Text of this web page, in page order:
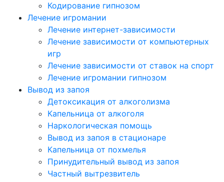
Кодирование гипнозом
Лечение игромании
Лечение интернет-зависимости
Лечение зависимости от компьютерных
игр
Лечение зависимости от ставок на спорт
Лечение игромании гипнозом
Вывод из запоя
Детоксикация от алкоголизма
Капельница от алкоголя
Наркологическая помощь
Вывод из запоя в стационаре
Капельница от похмелья
Принудительный вывод из запоя
Частный вытрезвитель